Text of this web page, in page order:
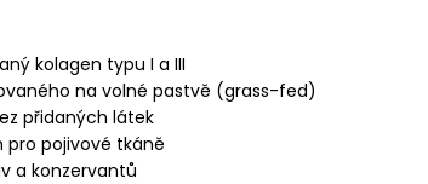
kolagen typu I a III
na volné pastvě (grass-fed)
přidaných látek
pro pojivové tkáně
a konzervantů